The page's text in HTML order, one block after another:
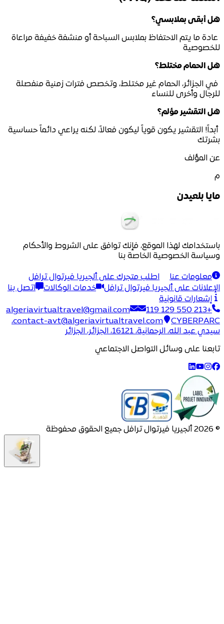
هل أبقى بملابسي؟
عادة ما يتم الاحتفاظ بملابس السباحة أو منشفة خفيفة مراعاة
للخصوصية
هل الحمام مختلط؟
في الجزائر، الحمام غير مختلط، وتخصص فترات زمنية منفصلة
للرجال وأخرى للنساء
هل التقشير مؤلم؟
أبداً! التقشير يكون قوياً ليكون فعالاً، لكنه يراعي دائماً حساسية
بشرتك
عن المؤلف
م
مايا بلعيدن
باستخدامك لهذا الموقع، فإنك توافق على الشروط والأحكام
وسياسة الخصوصية الخاصة بنا
معلومات عنا
اطلب متجرك على ألجيريا فيرتوال ترافل
الإعلانات على ألجيريا فيرتوال ترافل
خدمات الوكالات
اتصل بنا
إشعارات قانونية
+213 550 129 119
algeriavirtualtravel@gmail.com
contact-avt@algeriavirtualtravel.comCYBERPARC،
سيدي عبد الله، الرحمانية، 16121، الجزائر، الجزائر
تابعنا على وسائل التواصل الاجتماعي
©
2026 ألجيريا فيرتوال ترافل جميع الحقوق محفوظة